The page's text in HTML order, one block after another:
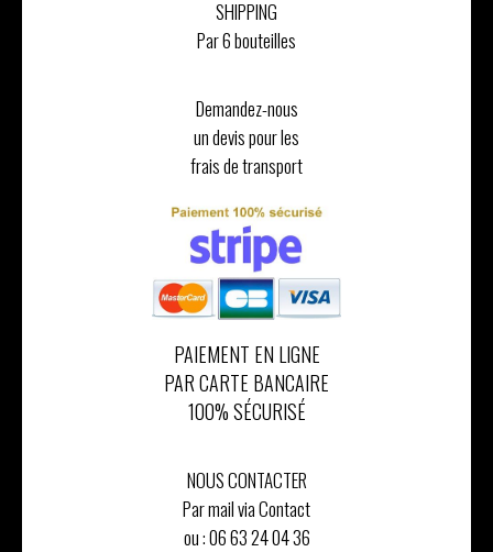
SHIPPING
Par 6 bouteilles
Demandez-nous
un devis pour les
frais de transport
PAIEMENT EN LIGNE
PAR CARTE BANCAIRE
100% SÉCURISÉ
NOUS CONTACTER
Par mail via Contact
ou :06 63 24 04 36